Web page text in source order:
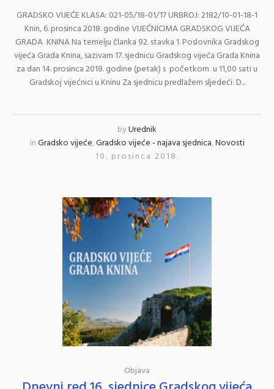
GRADSKO VIJEĆE KLASA: 021-05/18-01/17 URBROJ: 2182/10-01-18-1
Knin, 6. prosinca 2018. godine VIJEĆNICIMA GRADSKOG VIJEĆA
GRADA KNINA Na temelju članka 92. stavka 1. Poslovnika Gradskog
vijeća Grada Knina, sazivam 17. sjednicu Gradskog vijeća Grada Knina
za dan 14. prosinca 2018. godine (petak) s početkom u 11,00 sati u
Gradskoj vijećnici u Kninu Za sjednicu predlažem sljedeći: D...
byUrednik
inGradsko vijeće,Gradsko vijeće - najava sjednica,Novosti
10. prosinca 2018.
Objava